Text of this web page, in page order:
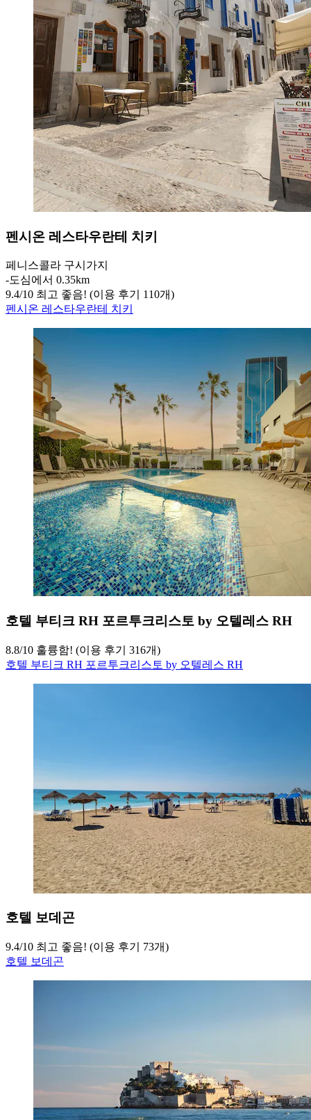
펜시온 레스타우란테 치키
페니스콜라 구시가지
‐도심에서 0.35km
9.4/10 최고 좋음! (이용 후기 110개)
펜시온 레스타우란테 치키
호텔 부티크 RH 포르투크리스토 by 오텔레스 RH
8.8/10 훌륭함! (이용 후기 316개)
호텔 부티크 RH 포르투크리스토 by 오텔레스 RH
호텔 보데곤
9.4/10 최고 좋음! (이용 후기 73개)
호텔 보데곤